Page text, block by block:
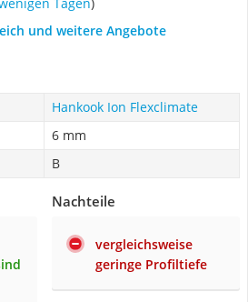
und weitere Angebote
Hankook Ion Flexclimate
6 mm
B
Nachteile
vergleichsweise
geringe Profiltiefe